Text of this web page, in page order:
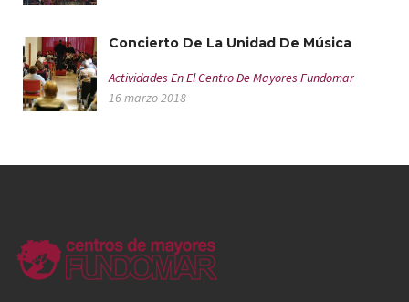
Concierto De La Unidad De Música
Actividades En El Centro De Mayores Fundomar
16 marzo 2018